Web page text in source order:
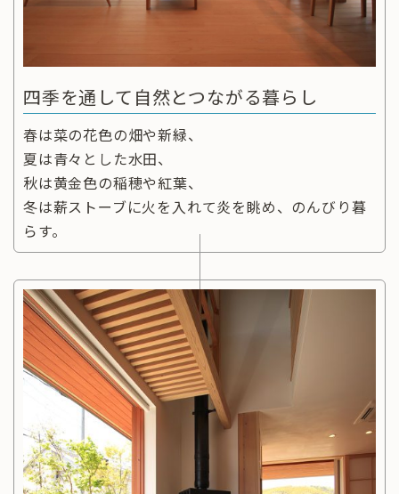
四季を通して自然とつながる暮らし
春は菜の花色の畑や新緑、
夏は青々とした水田、
秋は黄金色の稲穂や紅葉、
冬は薪ストーブに火を入れて炎を眺め、のんびり暮
らす。